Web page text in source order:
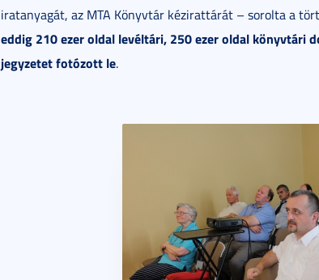
iratanyagát, az MTA Könyvtár kézirattárát – sorolta a
eddig 210 ezer oldal levéltári, 250 ezer oldal könyvtári
jegyzetet fotózott le.